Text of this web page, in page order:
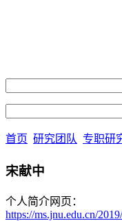
首页 研究团队 专职研
宋献中
个人简介网页：
https://ms.jnu.edu.cn/